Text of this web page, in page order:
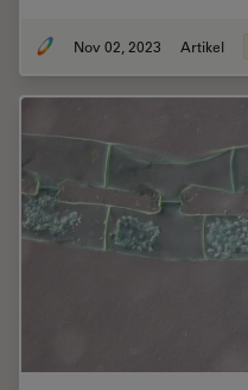
Nov 02, 2023 Artikel